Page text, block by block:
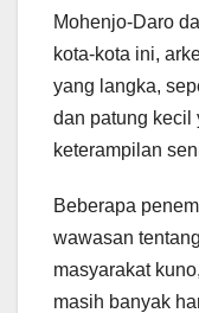
Mohenjo-Daro
kota-kota ini,
yang langka,
dan patung kecil
keterampilan
Beberapa
wawasan
masyarakat
masih banyak